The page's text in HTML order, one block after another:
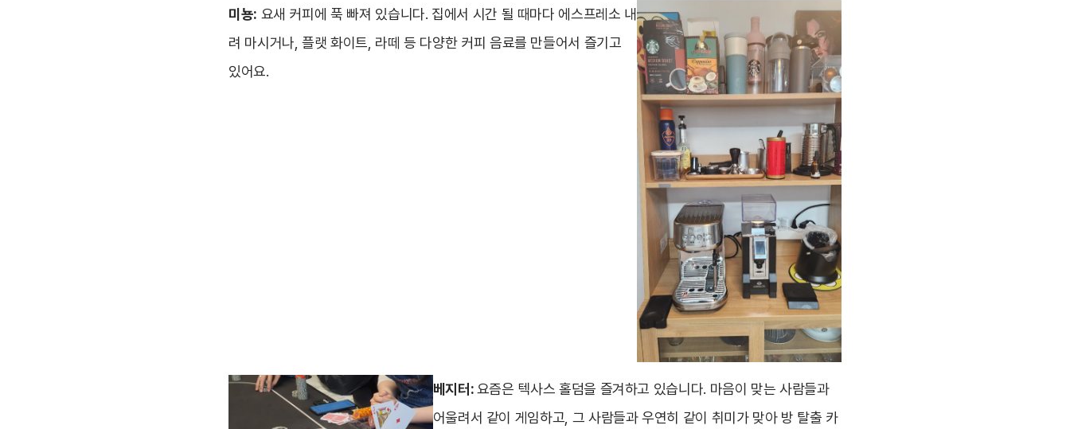
미뇽: 요새 커피에 푹 빠져 있습니다. 집에서 시간 될 때마다 에스프레소 내
려 마시거나, 플랫 화이트, 라떼 등 다양한 커피 음료를 만들어서 즐기고
있어요.
베지터:요즘은 텍사스 홀덤을 즐겨하고 있습니다. 마음이 맞는 사람들과
어울려서 같이 게임하고, 그 사람들과 우연히 같이 취미가 맞아 방 탈출 카